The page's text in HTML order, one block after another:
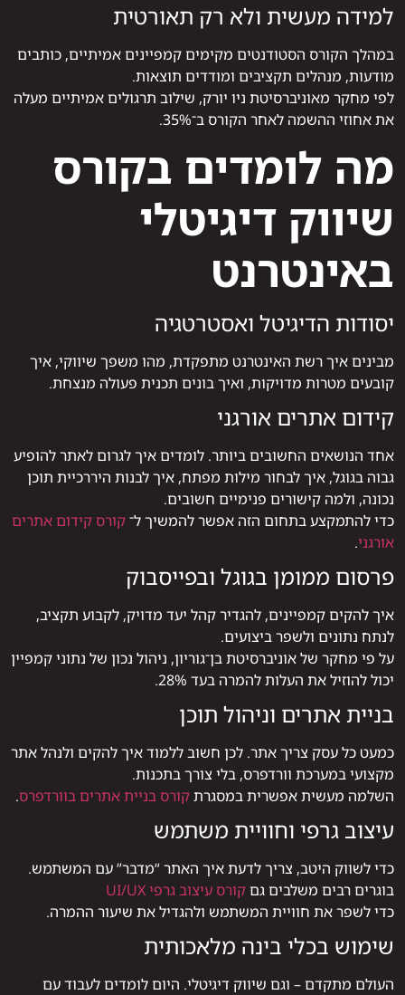
למידה מעשית ולא רק תאורטית
במהלך הקורס הסטודנטים מקימים קמפיינים אמיתיים, כותבים
מודעות, מנהלים תקציבים ומודדים תוצאות.
לפי מחקר מאוניברסיטת ניו יורק, שילוב תרגולים אמיתיים מעלה
את אחוזי ההשמה לאחר הקורס ב־35%.
מה לומדים בקורס
שיווק דיגיטלי
באינטרנט
יסודות הדיגיטל ואסטרטגיה
מבינים איך רשת האינטרנט מתפקדת, מהו משפך שיווקי, איך
קובעים מטרות מדויקות, ואיך בונים תכנית פעולה מנצחת.
קידום אתרים אורגני
אחד הנושאים החשובים ביותר. לומדים איך לגרום לאתר להופיע
גבוה בגוגל, איך לבחור מילות מפתח, איך לבנות היררכיית תוכן
נכונה, ולמה קישורים פנימיים חשובים.
כדי להתמקצע בתחום הזה אפשר להמשיך ל־קורס קידום אתרים
אורגני.
פרסום ממומן בגוגל ובפייסבוק
איך להקים קמפיינים, להגדיר קהל יעד מדויק, לקבוע תקציב,
לנתח נתונים ולשפר ביצועים.
על פי מחקר של אוניברסיטת בן־גוריון, ניהול נכון של נתוני קמפיין
יכול להוזיל את העלות להמרה בעד 28%.
בניית אתרים וניהול תוכן
כמעט כל עסק צריך אתר. לכן חשוב ללמוד איך להקים ולנהל אתר
מקצועי במערכת וורדפרס, בלי צורך בתכנות.
השלמה מעשית אפשרית במסגרתקורס בניית אתרים בוורדפרס.
עיצוב גרפי וחוויית משתמש
כדי לשווק היטב, צריך לדעת איך האתר “מדבר” עם המשתמש.
בוגרים רבים משלבים גםקורס עיצוב גרפי UI/UX
כדי לשפר את חוויית המשתמש ולהגדיל את שיעור ההמרה.
שימוש בכלי בינה מלאכותית
העולם מתקדם – וגם שיווק דיגיטלי. היום לומדים לעבוד עם